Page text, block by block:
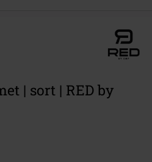
| sort | RED by